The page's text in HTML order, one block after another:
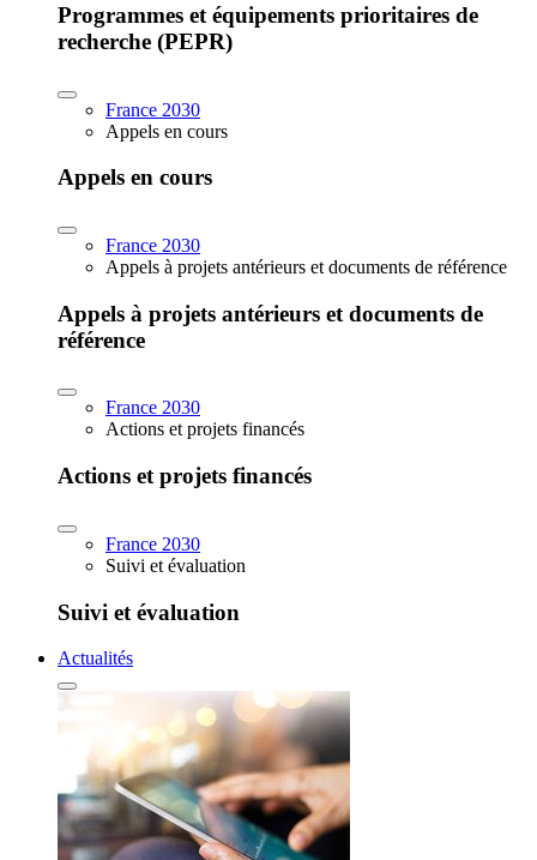
Programmes et équipements prioritaires de
recherche (PEPR)
France 2030
Appels en cours
Appels en cours
France 2030
Appels à projets antérieurs et documents de référence
Appels à projets antérieurs et documents de
référence
France 2030
Actions et projets financés
Actions et projets financés
France 2030
Suivi et évaluation
Suivi et évaluation
Actualités